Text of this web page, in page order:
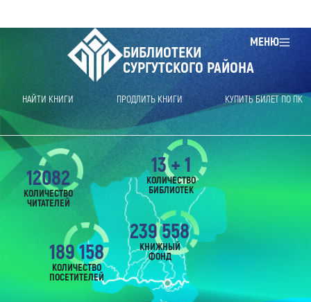
МЕНЮ
БИБЛИОТЕКИ
СУРГУТСКОГО РАЙОНА
НАЙТИ КНИГИ ПРОДЛИТЬ КНИГИ КУПИТЬ БИЛЕТ ПО ПК
12082
КОЛИЧЕСТВО
ЧИТАТЕЛЕЙ
189 158
КОЛИЧЕСТВО
ПОСЕТИТЕЛЕЙ
239 558
КНИЖНЫЙ
ФОНД
13 + 1
КОЛИЧЕСТВО
БИБЛИОТЕК